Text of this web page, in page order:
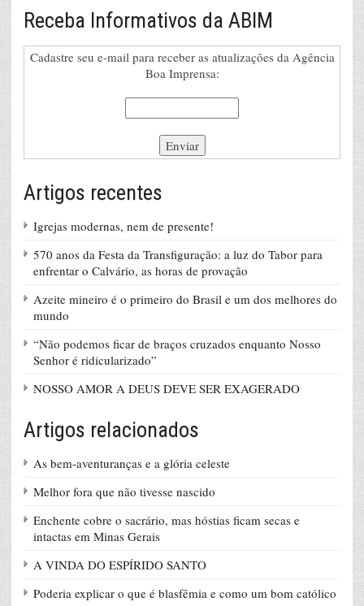
Receba Informativos da ABIM
Cadastre seu e-mail para receber as atualizações da Agência
Boa Imprensa:
Artigos recentes
Igrejas modernas, nem de presente!
570 anos da Festa da Transfiguração: a luz do Tabor para
enfrentar o Calvário, as horas de provação
Azeite mineiro é o primeiro do Brasil e um dos melhores do
mundo
“Não podemos ficar de braços cruzados enquanto Nosso
Senhor é ridicularizado”
NOSSO AMOR A DEUS DEVE SER EXAGERADO
Artigos relacionados
As bem-aventuranças e a glória celeste
Melhor fora que não tivesse nascido
Enchente cobre o sacrário, mas hóstias ficam secas e
intactas em Minas Gerais
A VINDA DO ESPÍRIDO SANTO
Poderia explicar o que é blasfêmia e como um bom católico